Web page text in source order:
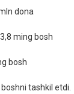
dona
ming bosh
bosh
tashkil etdi.